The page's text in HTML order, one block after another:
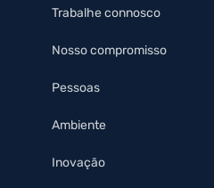
Trabalhe connosco
Nosso compromisso
Pessoas
Ambiente
Inovação